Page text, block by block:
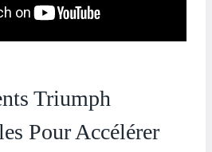
Triumph
Pour Accélérer